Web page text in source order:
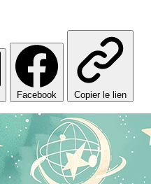
Facebook Copier le lien